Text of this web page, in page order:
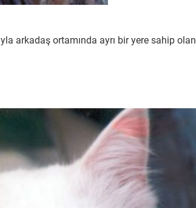
arkadaş ortamında ayrı bir yere sahip olan